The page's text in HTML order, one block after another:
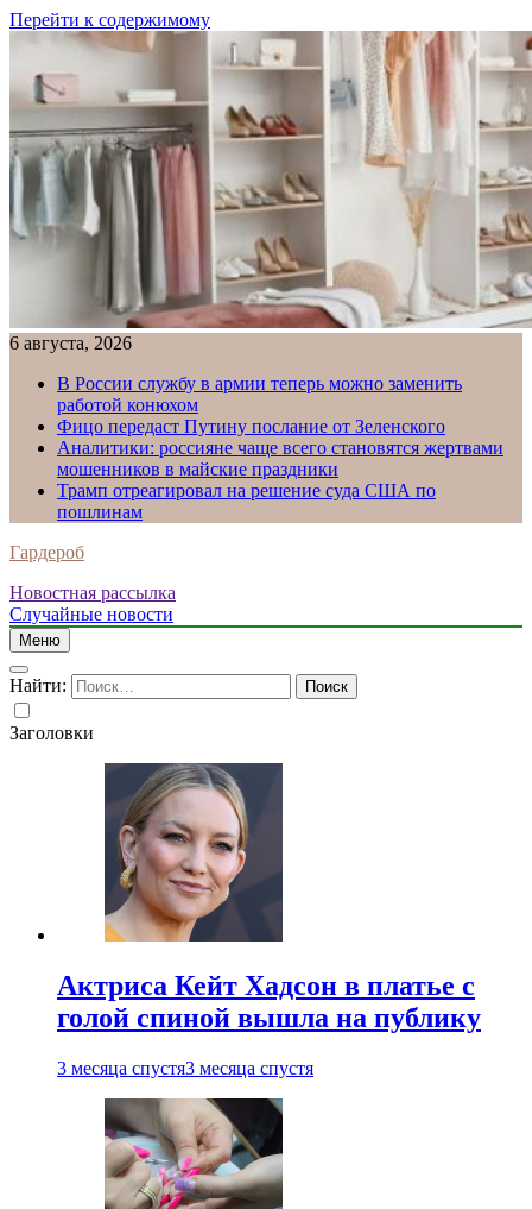
Перейти к содержимому
6 августа, 2026
В России службу в армии теперь можно заменить
работой конюхом
Фицо передаст Путину послание от Зеленского
Аналитики: россияне чаще всего становятся жертвами
мошенников в майские праздники
Трамп отреагировал на решение суда США по
пошлинам
Гардероб
Новостная рассылка
Случайные новости
Меню
Найти:
Заголовки
Актриса Кейт Хадсон в платье с
голой спиной вышла на публику
3 месяца спустя3 месяца спустя